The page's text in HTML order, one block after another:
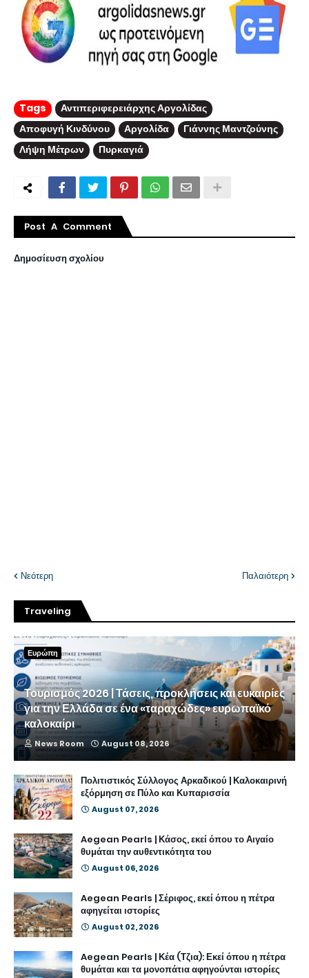
Tags
Αντιπεριφερειάρχης Αργολίδας
Αποφυγή Κινδύνου
Αργολίδα
Γιάννης Μαντζούνης
Λήψη Μέτρων
Πυρκαγιά
Post A Comment
Δημοσίευση σχολίου
Νεότερη Παλαιότερη
Traveling
Ευρώπη
Τουρισμός 2026 | Τάσεις, προκλήσεις και ευκαιρίες
για την Ελλάδα σε ένα «ταραχώδες» ευρωπαϊκό
καλοκαίρι
News Room August 08, 2026
Πολιτιστικός Σύλλογος Αρκαδικού | Καλοκαιρινή
εξόρμηση σε Πύλο και Κυπαρισσία
August 07, 2026
Aegean Pearls | Κάσος, εκεί όπου το Αιγαίο
θυμάται την αυθεντικότητα του
August 06, 2026
Aegean Pearls | Σέριφος, εκεί όπου η πέτρα
αφηγείται ιστορίες
August 02, 2026
Aegean Pearls | Κέα (Τζια): Εκεί όπου η πέτρα
θυμάται και τα μονοπάτια αφηγούνται ιστορίες